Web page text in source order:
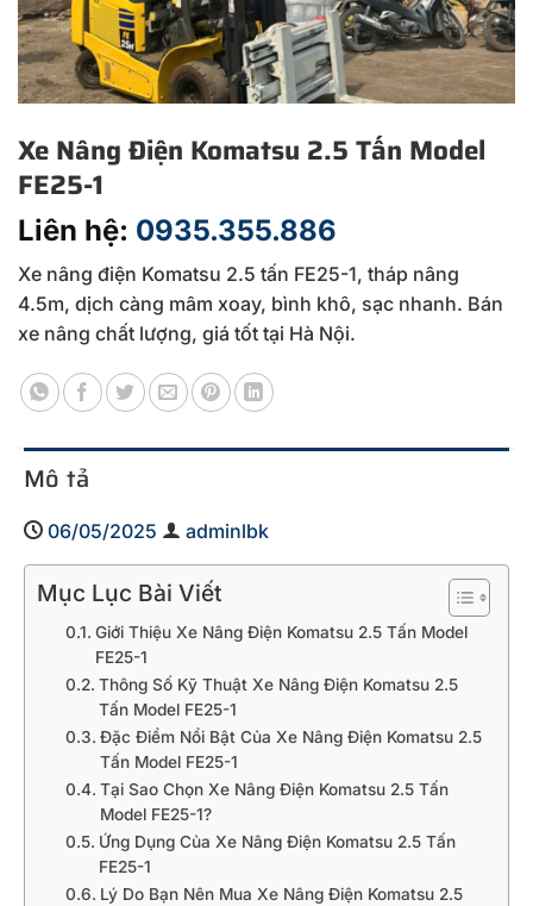
Xe Nâng Điện Komatsu 2.5 Tấn Model
FE25-1
Liên hệ: 0935.355.886
Xe nâng điện Komatsu 2.5 tấn FE25-1, tháp nâng
4.5m, dịch càng mâm xoay, bình khô, sạc nhanh. Bán
xe nâng chất lượng, giá tốt tại Hà Nội.
Mô tả
06/05/2025 adminlbk
Mục Lục Bài Viết
Giới Thiệu Xe Nâng Điện Komatsu 2.5 Tấn Model
FE25-1
Thông Số Kỹ Thuật Xe Nâng Điện Komatsu 2.5
Tấn Model FE25-1
Đặc Điểm Nổi Bật Của Xe Nâng Điện Komatsu 2.5
Tấn Model FE25-1
Tại Sao Chọn Xe Nâng Điện Komatsu 2.5 Tấn
Model FE25-1?
Ứng Dụng Của Xe Nâng Điện Komatsu 2.5 Tấn
FE25-1
Lý Do Bạn Nên Mua Xe Nâng Điện Komatsu 2.5